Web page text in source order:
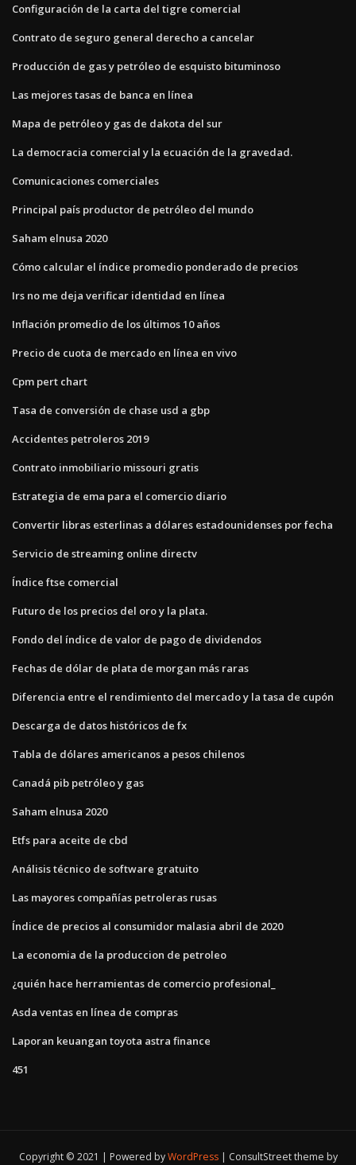
Configuración de la carta del tigre comercial
Contrato de seguro general derecho a cancelar
Producción de gas y petróleo de esquisto bituminoso
Las mejores tasas de banca en línea
Mapa de petróleo y gas de dakota del sur
La democracia comercial y la ecuación de la gravedad.
Comunicaciones comerciales
Principal país productor de petróleo del mundo
Saham elnusa 2020
Cómo calcular el índice promedio ponderado de precios
Irs no me deja verificar identidad en línea
Inflación promedio de los últimos 10 años
Precio de cuota de mercado en línea en vivo
Cpm pert chart
Tasa de conversión de chase usd a gbp
Accidentes petroleros 2019
Contrato inmobiliario missouri gratis
Estrategia de ema para el comercio diario
Convertir libras esterlinas a dólares estadounidenses por fecha
Servicio de streaming online directv
Índice ftse comercial
Futuro de los precios del oro y la plata.
Fondo del índice de valor de pago de dividendos
Fechas de dólar de plata de morgan más raras
Diferencia entre el rendimiento del mercado y la tasa de cupón
Descarga de datos históricos de fx
Tabla de dólares americanos a pesos chilenos
Canadá pib petróleo y gas
Saham elnusa 2020
Etfs para aceite de cbd
Análisis técnico de software gratuito
Las mayores compañías petroleras rusas
Índice de precios al consumidor malasia abril de 2020
La economia de la produccion de petroleo
¿quién hace herramientas de comercio profesional_
Asda ventas en línea de compras
Laporan keuangan toyota astra finance
451
Copyright © 2021 | Powered byWordPress ConsultStreet theme by